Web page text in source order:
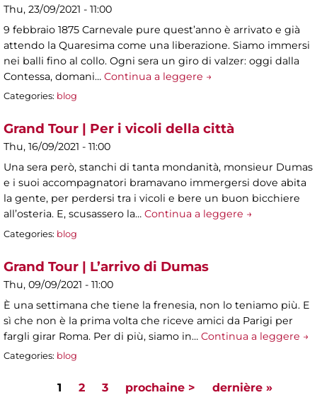
Thu, 23/09/2021 - 11:00
9 febbraio 1875 Carnevale pure quest’anno è arrivato e già
attendo la Quaresima come una liberazione. Siamo immersi
nei balli fino al collo. Ogni sera un giro di valzer: oggi dalla
Contessa, domani… Continua a leggere →
Categories: blog
Grand Tour | Per i vicoli della città
Thu, 16/09/2021 - 11:00
Una sera però, stanchi di tanta mondanità, monsieur Dumas
e i suoi accompagnatori bramavano immergersi dove abita
la gente, per perdersi tra i vicoli e bere un buon bicchiere
all’osteria. E, scusassero la… Continua a leggere →
Categories: blog
Grand Tour | L’arrivo di Dumas
Thu, 09/09/2021 - 11:00
È una settimana che tiene la frenesia, non lo teniamo più. E
sì che non è la prima volta che riceve amici da Parigi per
fargli girar Roma. Per di più, siamo in… Continua a leggere →
Categories: blog
1 2 3 prochaine > dernière »